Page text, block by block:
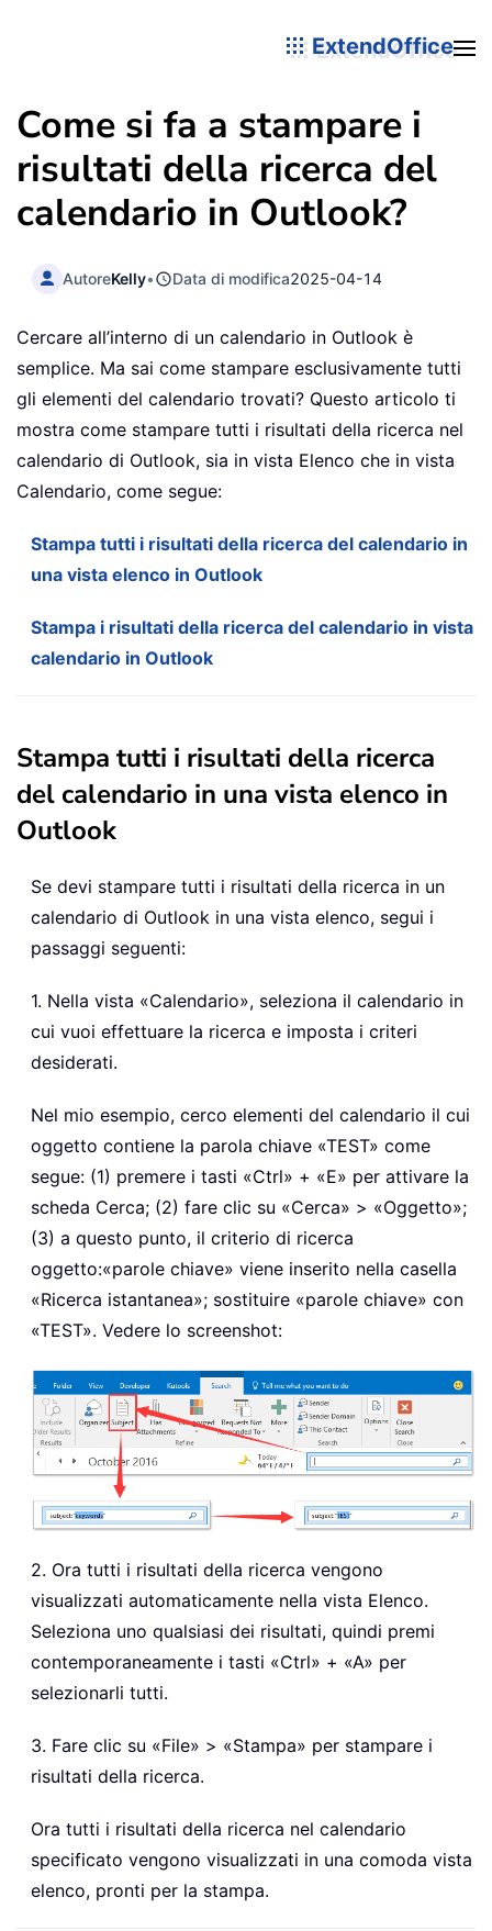
ExtendOffice
Come si fa a stampare i
risultati della ricerca del
calendario in Outlook?
AutoreKelly• Data di modifica2025-04-14
Cercare all’interno di un calendario in Outlook è
semplice. Ma sai come stampare esclusivamente tutti
gli elementi del calendario trovati? Questo articolo ti
mostra come stampare tutti i risultati della ricerca nel
calendario di Outlook, sia in vista Elenco che in vista
Calendario, come segue:
Stampa tutti i risultati della ricerca del calendario in
una vista elenco in Outlook
Stampa i risultati della ricerca del calendario in vista
calendario in Outlook
Stampa tutti i risultati della ricerca
del calendario in una vista elenco in
Outlook
Se devi stampare tutti i risultati della ricerca in un
calendario di Outlook in una vista elenco, segui i
passaggi seguenti:
1. Nella vista «Calendario», seleziona il calendario in
cui vuoi effettuare la ricerca e imposta i criteri
desiderati.
Nel mio esempio, cerco elementi del calendario il cui
oggetto contiene la parola chiave «TEST» come
segue: (1) premere i tasti «Ctrl» + «E» per attivare la
scheda Cerca; (2) fare clic su «Cerca» > «Oggetto»;
(3) a questo punto, il criterio di ricerca
oggetto:«parole chiave» viene inserito nella casella
«Ricerca istantanea»; sostituire «parole chiave» con
«TEST». Vedere lo screenshot:
2. Ora tutti i risultati della ricerca vengono
visualizzati automaticamente nella vista Elenco.
Seleziona uno qualsiasi dei risultati, quindi premi
contemporaneamente i tasti «Ctrl» + «A» per
selezionarli tutti.
3. Fare clic su «File» > «Stampa» per stampare i
risultati della ricerca.
Ora tutti i risultati della ricerca nel calendario
specificato vengono visualizzati in una comoda vista
elenco, pronti per la stampa.